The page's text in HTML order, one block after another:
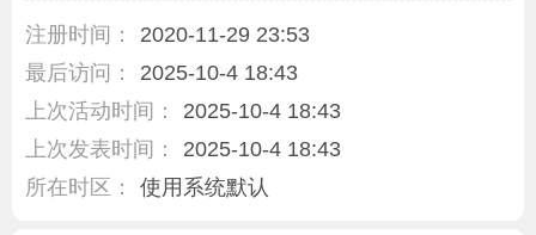
注册时间：
2020-11-29 23:53
最后访问：
2025-10-4 18:43
上次活动时间：
2025-10-4 18:43
上次发表时间：
2025-10-4 18:43
所在时区：
使用系统默认